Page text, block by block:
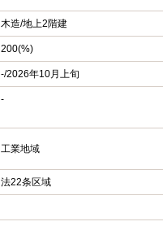
木造/地上2階建
200(%)
-/2026年10月上旬
-
工業地域
法22条区域